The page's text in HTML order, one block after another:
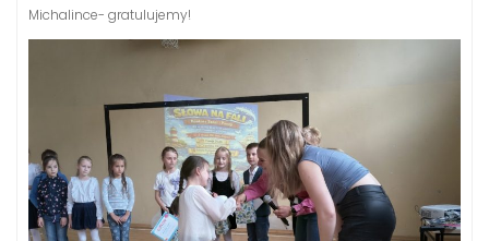
Michalince- gratulujemy!